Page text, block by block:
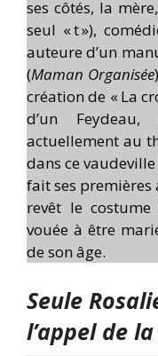
ses côtés, la
seul « t »),
auteure d’un
(Maman Organisée
création de « La
d’un
actuellement au
dans ce
fait ses premières
revêt le
vouée à être
de son âge.
Seule
l’appel de